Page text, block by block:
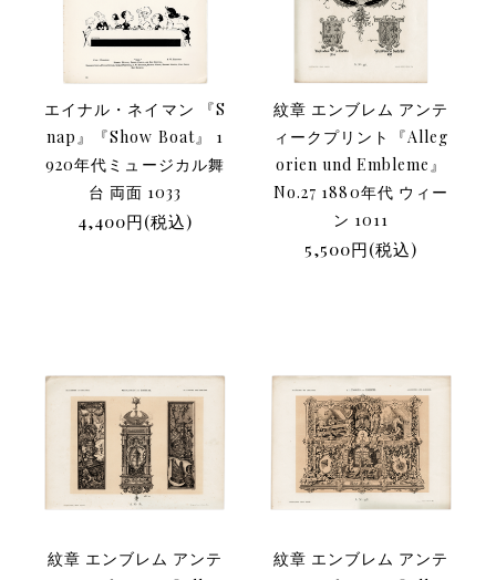
エイナル・ネイマン 『S
nap』『Show Boat』 1
920年代ミュージカル舞
台 両面 1033
4,400円(税込)
紋章 エンブレム アンテ
ィークプリント『Alleg
orien und Embleme』
No.27 1880年代 ウィー
ン 1011
5,500円(税込)
紋章 エンブレム アンテ
紋章 エンブレム アンテ